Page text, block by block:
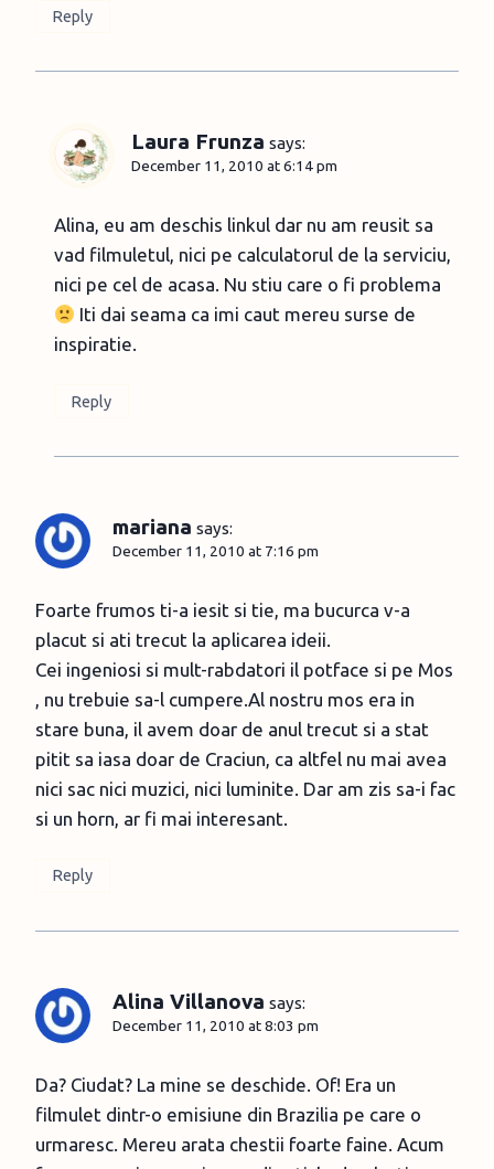
Reply
Laura Frunza says:
December 11, 2010 at 6:14 pm
Alina, eu am deschis linkul dar nu am reusit sa
vad filmuletul, nici pe calculatorul de la serviciu,
nici pe cel de acasa. Nu stiu care o fi problema
Iti dai seama ca imi caut mereu surse de
inspiratie.
Reply
mariana says:
December 11, 2010 at 7:16 pm
Foarte frumos ti-a iesit si tie, ma bucurca v-a
placut si ati trecut la aplicarea ideii.
Cei ingeniosi si mult-rabdatori il potface si pe Mos
, nu trebuie sa-l cumpere.Al nostru mos era in
stare buna, il avem doar de anul trecut si a stat
pitit sa iasa doar de Craciun, ca altfel nu mai avea
nici sac nici muzici, nici luminite. Dar am zis sa-i fac
si un horn, ar fi mai interesant.
Reply
Alina Villanova says:
December 11, 2010 at 8:03 pm
Da? Ciudat? La mine se deschide. Of! Era un
filmulet dintr-o emisiune din Brazilia pe care o
urmaresc. Mereu arata chestii foarte faine. Acum